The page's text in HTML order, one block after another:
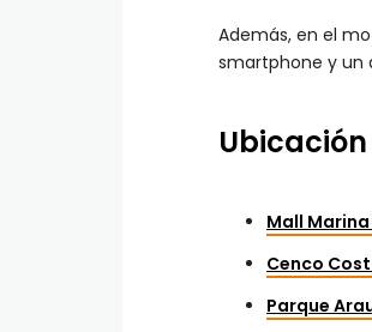
Además, en el
smartphone y un
Mall
Cenco
Parque